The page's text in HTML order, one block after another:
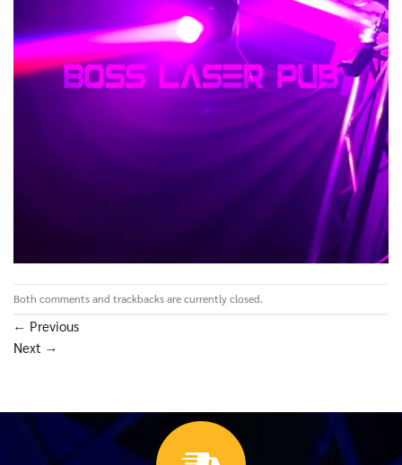
Both comments and trackbacks are currently closed.
← Previous
Next →